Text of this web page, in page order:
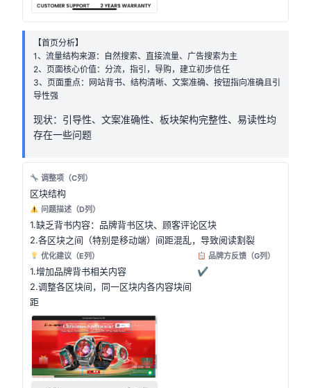
【首页分析】
1、流量结构来源：自然搜索、直接流量、广告搜索为主
2、页面核心价值：分流，指引，导购，建立初步信任
3、页面重点：网站背书、结构清晰、文案准确、按钮指向准确且引
导性强
现状：引导性、文案准确性、板块架构完整性、易读性均
存在一些问题
调整项（C列）
区块结构
问题描述（D列）
1.缺乏背书内容：品牌背书区块、顾客评论区块
2.各区块之间（特别是移动端）间距混乱，导致阅读割裂
优化建议（E列）
1.增加品牌背书相关内容
2.调整各区块间，同一区块内各内容块间
距
品牌方反馈（G列）
✔